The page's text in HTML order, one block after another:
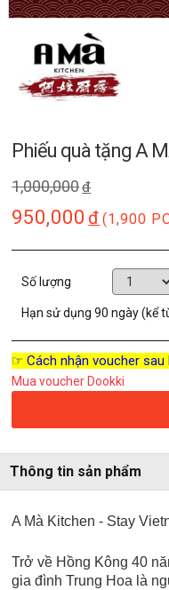
Phiếu quà tặng A
1,000,000đ
950,000 đ (1,900
Số lượng
Hạn sử dụng90 ngày (kể
☞ Cách nhận voucher sau
Mua voucher Dookki
Thông tin sản phẩm
A Mà Kitchen - Stay
Trở về Hồng Kông 40
gia đình Trung Hoa là